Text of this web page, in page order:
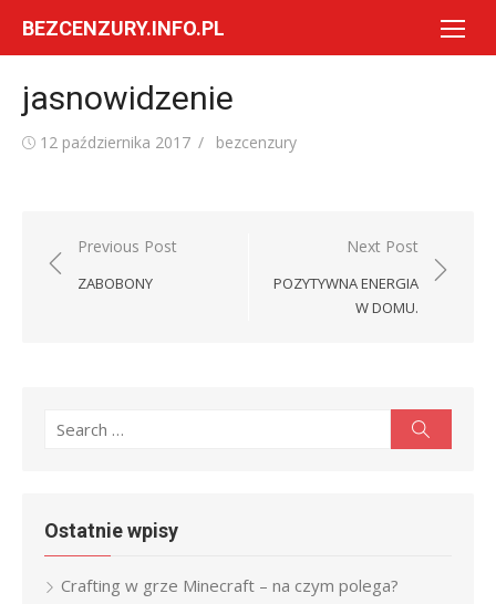
BEZCENZURY.INFO.PL
jasnowidzenie
Posted
12 października 2017 Author
bezcenzury
Nawigacja
wpisu
Previous Post
ZABOBONY
Next Post
POZYTYWNA ENERGIA
W DOMU.
Search
Ostatnie wpisy
Crafting w grze Minecraft – na czym polega?